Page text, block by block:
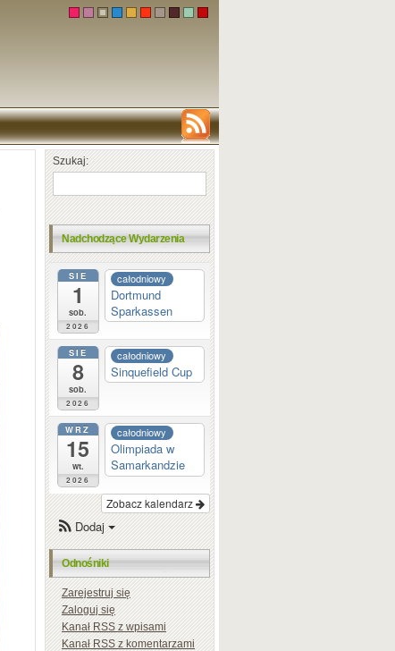
Szukaj:
Nadchodzące Wydarzenia
SIE
1
sob.
2026
całodniowy
Dortmund
Sparkassen
SIE
8
sob.
2026
całodniowy
Sinquefield Cup
WRZ
15
wt.
2026
całodniowy
Olimpiada w
Samarkandzie
Zobacz kalendarz
Dodaj
Odnośniki
Zarejestruj się
Zaloguj się
KanałRSSz wpisami
KanałRSSz komentarzami